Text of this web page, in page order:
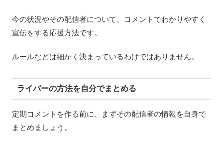
今の状況やその配信者について、コメントでわかりやすく
宣伝をする応援方法です。
ルールなどは細かく決まっているわけではありません。
ライバーの方法を自分でまとめる
定期コメントを作る前に、まずその配信者の情報を自身で
まとめましょう。